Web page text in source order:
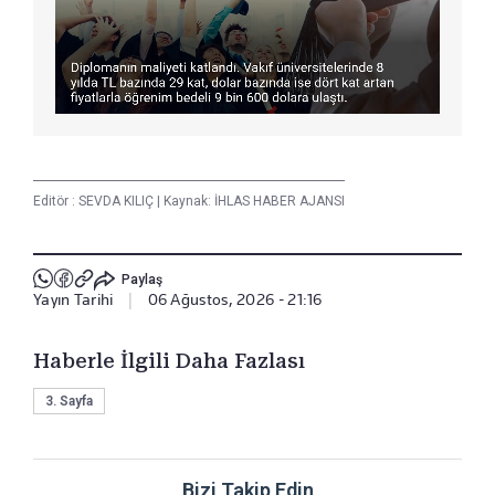
Editör : SEVDA KILIÇ Kaynak: İHLAS HABER AJANSI
Paylaş
Yayın Tarihi 06 Ağustos, 2026 - 21:16
Haberle İlgili Daha Fazlası
3. Sayfa
Bizi Takip Edin